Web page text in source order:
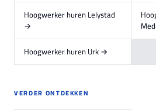
Hoogwerker huren Lelystad
→
Hoogwerker huren Urk →
VERDER ONTDEKKEN